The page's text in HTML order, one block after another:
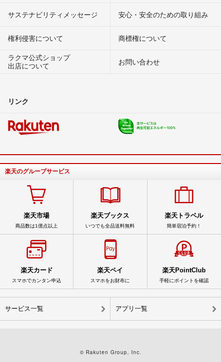
サステナビリティメッセージ 安心・安全のための取り組み
権利侵害について
商標権について
ラクマ公式ショップ
出店について
お問い合わせ
リンク
楽天のグループサービス
楽天市場
商品数は1億点以上
楽天ブックス
いつでも全品送料無料
楽天トラベル
簡単宿泊予約！
楽天カード
スマホでカンタン申込
楽天ペイ
スマホをお財布に
楽天PointClub
手軽にポイントを確認
サービス一覧 アプリ一覧
© Rakuten Group, Inc.